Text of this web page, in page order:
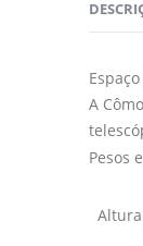
A
Pesos
Altura